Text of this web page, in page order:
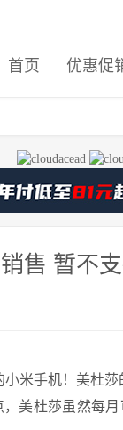
首页 优惠促
售 暂不
小米手机！美杜
美杜莎虽然每月